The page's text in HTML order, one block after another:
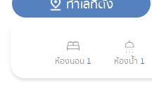
ทำเลที่ตั้ง
ห้องนอน 1 ห้องน้ำ 1